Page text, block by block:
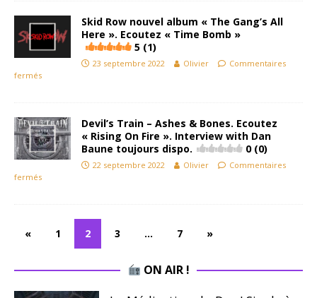
Skid Row nouvel album « The Gang’s All
Here ». Ecoutez « Time Bomb »
5 (1)
23 septembre 2022 Olivier
Commentaires
fermés
Devil’s Train – Ashes & Bones. Ecoutez
« Rising On Fire ». Interview with Dan
Baune toujours dispo.
0 (0)
22 septembre 2022 Olivier
Commentaires
fermés
« 1 2 3 … 7 »
ON AIR !